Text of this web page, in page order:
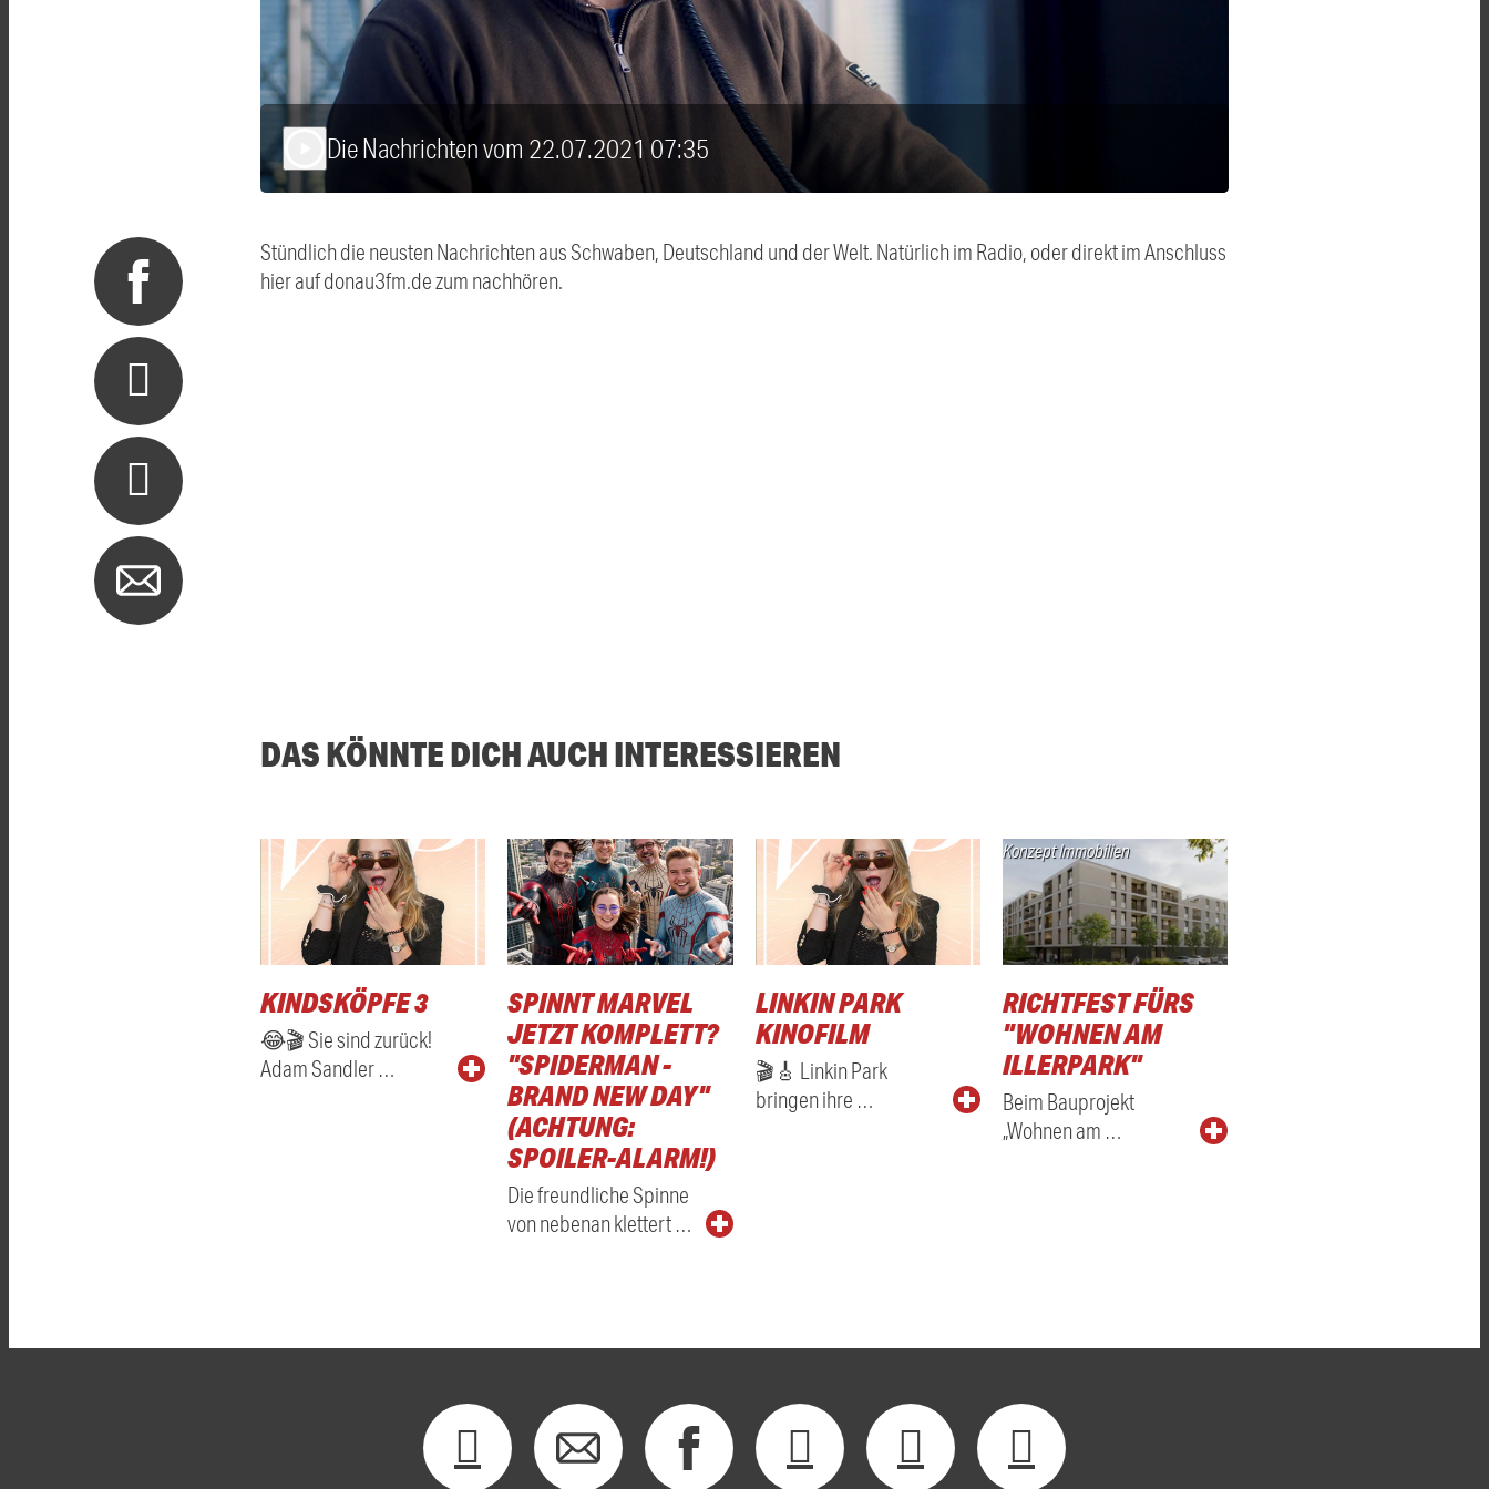
Die Nachrichten vom 22.07.2021 07:35
Stündlich die neusten Nachrichten aus Schwaben, Deutschland und der Welt. Natürlich im Radio, oder direkt im Anschluss
hier auf donau3fm.de zum nachhören.
DAS KÖNNTE DICH AUCH INTERESSIEREN
KINDSKÖPFE 3
😂🎬 Sie sind zurück!
Adam Sandler …
SPINNT MARVEL
JETZT KOMPLETT?
"SPIDERMAN -
BRAND NEW DAY"
(ACHTUNG:
SPOILER-ALARM!)
Die freundliche Spinne
von nebenan klettert …
LINKIN PARK
KINOFILM
🎬🎸 Linkin Park
bringen ihre …
Konzept Immobilien
RICHTFEST FÜRS
"WOHNEN AM
ILLERPARK"
Beim Bauprojekt
„Wohnen am …